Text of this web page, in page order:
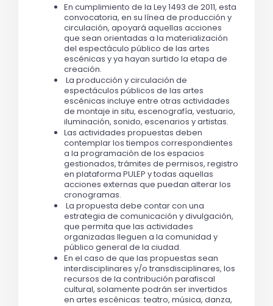
En cumplimiento de la Ley 1493 de 2011, esta
convocatoria, en su línea de producción y
circulación, apoyará aquellas acciones
que sean orientadas a la materialización
del espectáculo público de las artes
escénicas y ya hayan surtido la etapa de
creación.
La producción y circulación de
espectáculos públicos de las artes
escénicas incluye entre otras actividades
de montaje in situ, escenografía, vestuario,
iluminación, sonido, escenarios y artistas.
Las actividades propuestas deben
contemplar los tiempos correspondientes
a la programación de los espacios
gestionados, trámites de permisos, registro
en plataforma PULEP y todas aquellas
acciones externas que puedan alterar los
cronogramas.
La propuesta debe contar con una
estrategia de comunicación y divulgación,
que permita que las actividades
organizadas lleguen a la comunidad y
público general de la ciudad.
En el caso de que las propuestas sean
interdisciplinares y/o transdisciplinares, los
recursos de la contribución parafiscal
cultural, solamente podrán ser invertidos
en artes escénicas: teatro, música, danza,